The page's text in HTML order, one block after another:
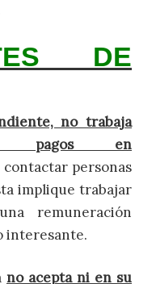
DE
no trabaja
pagos en
personas
implique trabajar
remuneración
interesante.
no acepta ni en su